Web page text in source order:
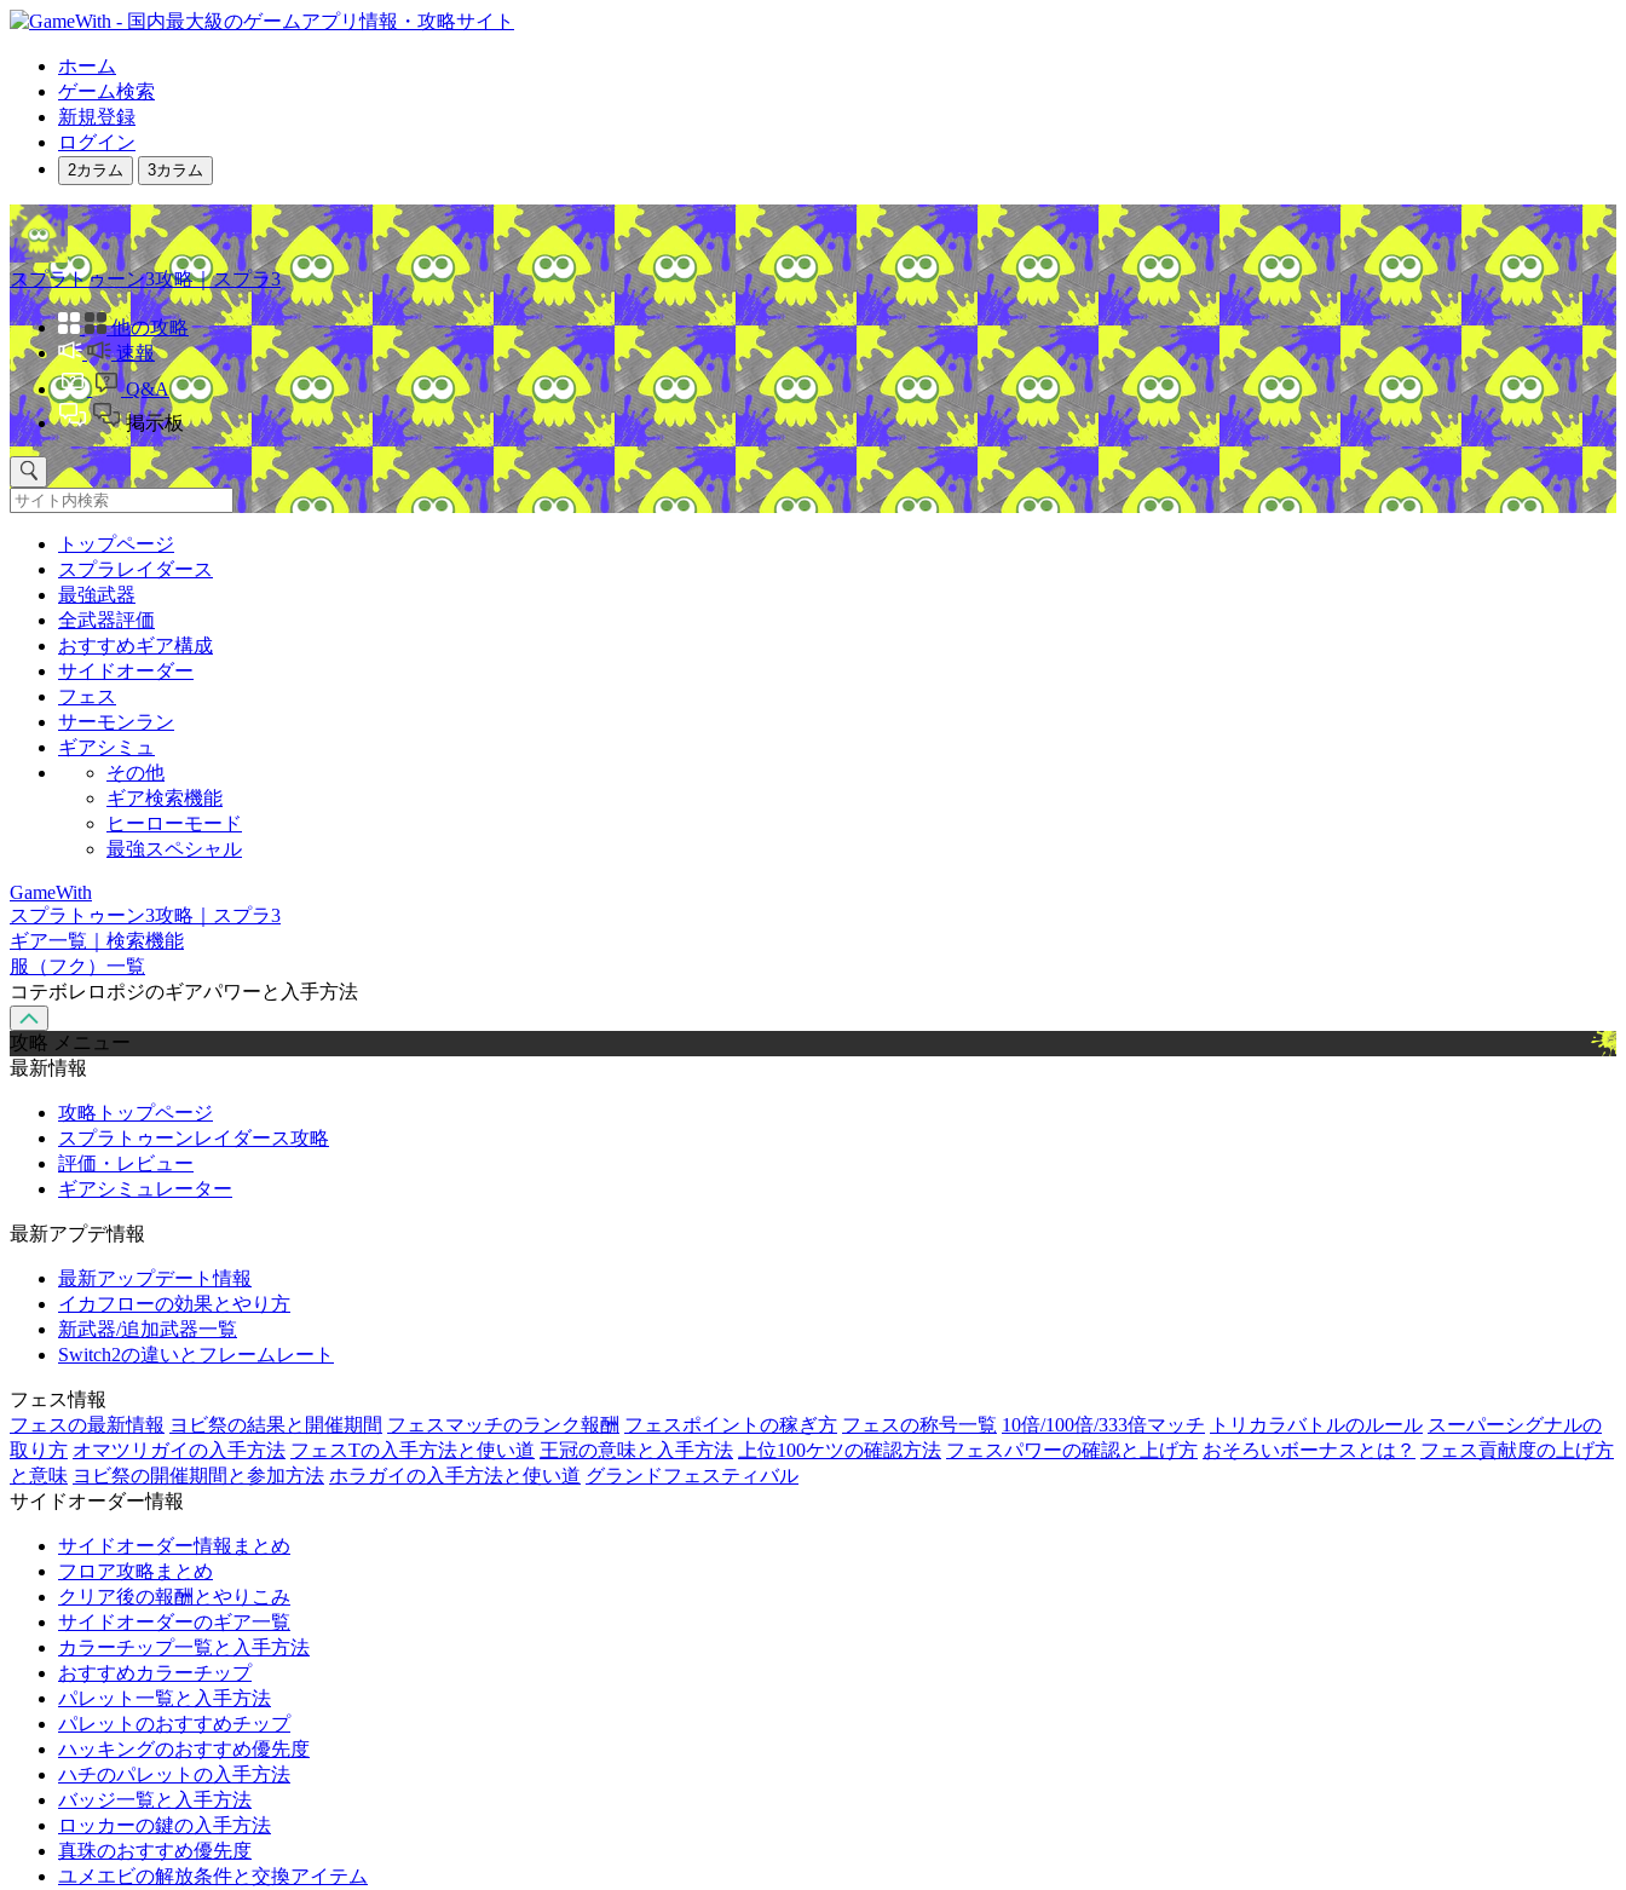
ホーム
ゲーム検索
新規登録
ログイン
2カラム 3カラム
スプラトゥーン3攻略｜スプラ3
他の攻略
速報
Q&A
掲示板
トップページ
スプラレイダース
最強武器
全武器評価
おすすめギア構成
サイドオーダー
フェス
サーモンラン
ギアシミュ
その他
ギア検索機能
ヒーローモード
最強スペシャル
GameWith
スプラトゥーン3攻略｜スプラ3
ギア一覧｜検索機能
服（フク）一覧
コテボレロポジのギアパワーと入手方法
攻略 メニュー
最新情報
攻略トップページ
スプラトゥーンレイダース攻略
評価・レビュー
ギアシミュレーター
最新アプデ情報
最新アップデート情報
イカフローの効果とやり方
新武器/追加武器一覧
Switch2の違いとフレームレート
フェス情報
フェスの最新情報 ヨビ祭の結果と開催期間 フェスマッチのランク報酬 フェスポイントの稼ぎ方 フェスの称号一覧 10倍/100倍/333倍マッチ トリカラバトルのルール スーパーシグナルの
取り方 オマツリガイの入手方法 フェスTの入手方法と使い道 王冠の意味と入手方法 上位100ケツの確認方法 フェスパワーの確認と上げ方 おそろいボーナスとは？ フェス貢献度の上げ方
と意味 ヨビ祭の開催期間と参加方法 ホラガイの入手方法と使い道 グランドフェスティバル
サイドオーダー情報
サイドオーダー情報まとめ
フロア攻略まとめ
クリア後の報酬とやりこみ
サイドオーダーのギア一覧
カラーチップ一覧と入手方法
おすすめカラーチップ
パレット一覧と入手方法
パレットのおすすめチップ
ハッキングのおすすめ優先度
ハチのパレットの入手方法
バッジ一覧と入手方法
ロッカーの鍵の入手方法
真珠のおすすめ優先度
ユメエビの解放条件と交換アイテム